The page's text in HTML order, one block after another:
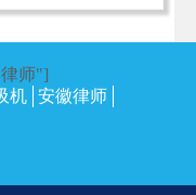
律师"]
机 安徽律师